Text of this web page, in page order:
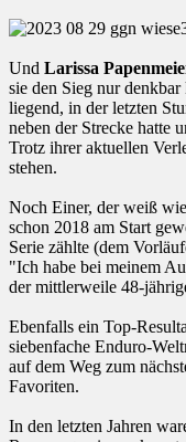
Und Larissa
sie den Sieg nur
liegend, in der letzten
neben der Strecke hatte
Trotz ihrer aktuellen
stehen.
Noch Einer, der weiß
schon 2018 am Start
Serie zählte (dem
"Ich habe bei meinem
der mittlerweile 48-
Ebenfalls ein Top-
siebenfache Enduro-
auf dem Weg zum
Favoriten.
In den letzten Jahren